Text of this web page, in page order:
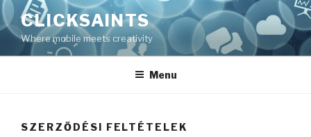
Skip
to
content
CLICKSAINTS
Where mobile meets creativity
Menu
SZERZŐDÉSI FELTÉTELEK